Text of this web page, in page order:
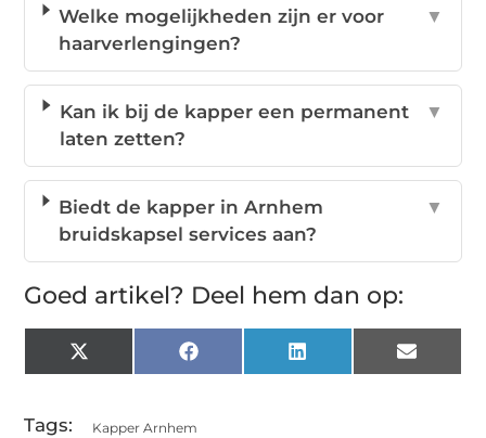
Welke mogelijkheden zijn er voor
haarverlengingen?
▼
Kan ik bij de kapper een permanent
laten zetten?
▼
Biedt de kapper in Arnhem
bruidskapsel services aan?
▼
Goed artikel? Deel hem dan op:
X
(Twitter)
Facebook LinkedIn Email
Tags: Kapper Arnhem